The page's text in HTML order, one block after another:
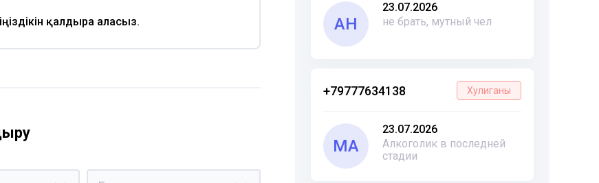
АН
23.07.2026
не брать, мутный чел
+79777634138 Хулиганы
МА
23.07.2026
Алкоголик в последней
стадии
қалдыра аласыз.